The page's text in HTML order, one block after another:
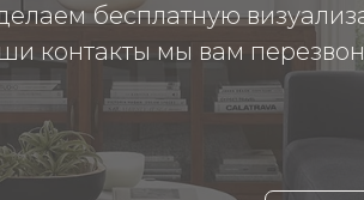
бесплатную
контакты мы вам